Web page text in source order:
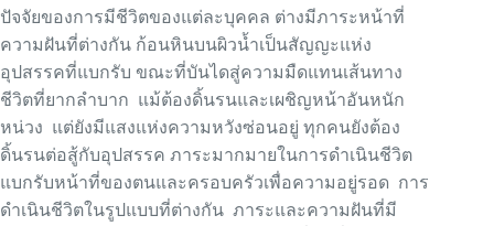
ปัจจัยของการมีชีวิตของแต่ละบุคคล ต่างมีภาระหน้าที่
ความฝันที่ต่างกัน ก้อนหินบนผิวน้ำเป็นสัญญะแห่ง
อุปสรรคที่แบกรับ ขณะที่บันไดสู่ความมืดแทนเส้นทาง
ชีวิตที่ยากลำบาก แม้ต้องดิ้นรนและเผชิญหน้าอันหนัก
หน่วง แต่ยังมีแสงแห่งความหวังซ่อนอยู่ ทุกคนยังต้อง
ดิ้นรนต่อสู้กับอุปสรรค ภาระมากมายในการดำเนินชีวิต
แบกรับหน้าที่ของตนและครอบครัวเพื่อความอยู่รอด การ
ดำเนินชีวิตในรูปแบบที่ต่างกัน ภาระและความฝันที่มี